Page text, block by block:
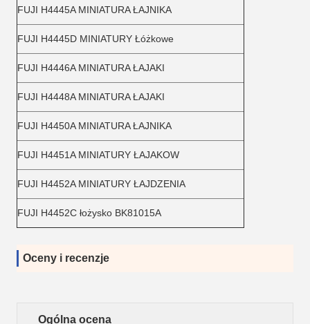
FUJI H4445A MINIATURA ŁAJNIKA
FUJI H4445D MINIATURY Łóżkowe
FUJI H4446A MINIATURA ŁAJAKI
FUJI H4448A MINIATURA ŁAJAKI
FUJI H4450A MINIATURA ŁAJNIKA
FUJI H4451A MINIATURY ŁAJAKOW
FUJI H4452A MINIATURY ŁAJDZENIA
FUJI H4452C łożysko BK81015A
Oceny i recenzje
Ogólna ocena